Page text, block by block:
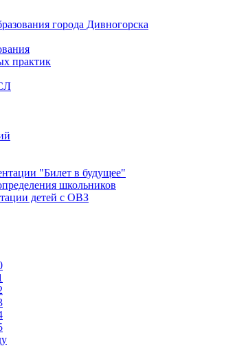
города Дивногорска
практик
"Билет в будущее"
школьников
детей с ОВЗ